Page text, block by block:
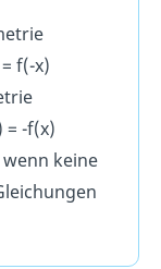
x)
f(x)
keine